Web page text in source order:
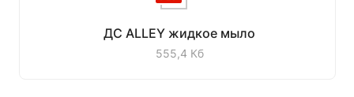
ДС ALLEY жидкое мыло
555,4 Кб